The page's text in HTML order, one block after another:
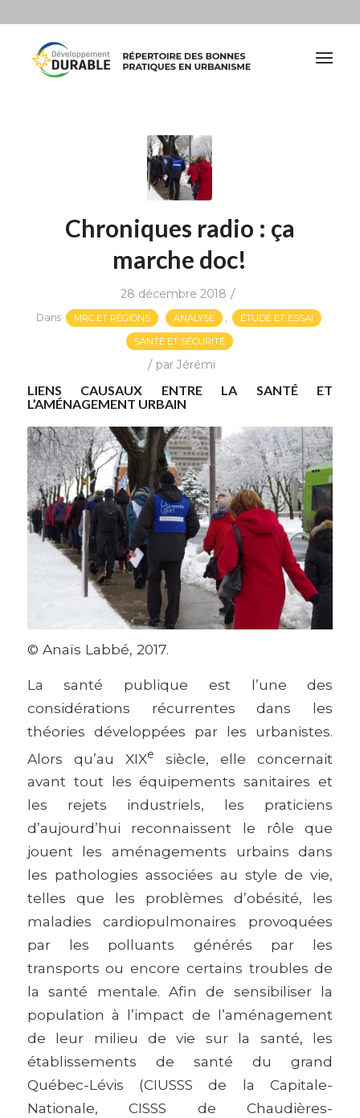
Chroniques radio : ça
marche doc!
28 décembre 2018 /
Dans MRC ET RÉGIONS ANALYSE , ÉTUDE ET ESSAI
SANTÉ ET SÉCURITÉ
/ parJérémi
LIENS CAUSAUX ENTRE LA SANTÉ ET
L’AMÉNAGEMENT URBAIN
© Anaïs Labbé, 2017.
La santé publique est l’une des
considérations récurrentes dans les
théories développées par les urbanistes.
Alors qu’au XIXe
siècle, elle concernait
avant tout les équipements sanitaires et
les rejets industriels, les praticiens
d’aujourd’hui reconnaissent le rôle que
jouent les aménagements urbains dans
les pathologies associées au style de vie,
telles que les problèmes d’obésité, les
maladies cardiopulmonaires provoquées
par les polluants générés par les
transports ou encore certains troubles de
la santé mentale. Afin de sensibiliser la
population à l’impact de l’aménagement
de leur milieu de vie sur la santé, les
établissements de santé du grand
Québec-Lévis (CIUSSS de la Capitale-
Nationale, CISSS de Chaudières-